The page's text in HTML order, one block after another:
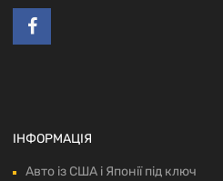
ІНФОРМАЦІЯ
Авто із США і Японії під ключ